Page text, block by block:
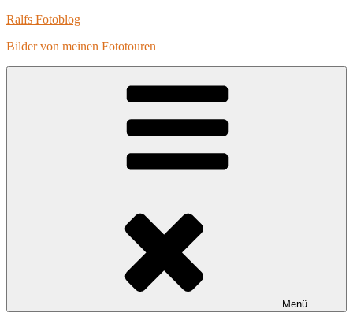
Zum
springen
Ralfs Fotoblog
Bilder von meinen Fototouren
Menü